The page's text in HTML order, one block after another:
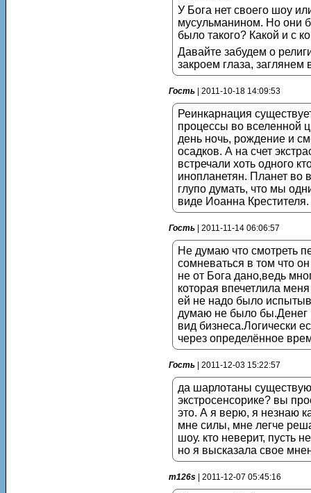
У Бога нет своего шоу
мусульманином. Но они
было такого? Какой и с
Давайте забудем о
закроем глаза,
Гость | 2011-10-18 14:09:53
Реинкарнация
процессы во вселенной
день ночь, рождение и
осадков. А на счет
встречали хоть одного
инопланетян. Планет во
глупо думать, что мы
виде Иоанна Крестителя.
Гость | 2011-11-14 06:06:57
Не думаю что смотреть
сомневаться в том что он
не от Бога дано,ведь
которая впечетлила
ей не надо было
думаю не было бы.Денег
вид бизнеса.Логически
через определённое
Гость | 2011-12-03 15:22:57
да шарлотаны
экстросенсорике? вы
это. А я верю, я незнаю
мне силы, мне легче
шоу. кто неверит, пусть
но я высказала свое
m126s | 2011-12-07 05:45:16